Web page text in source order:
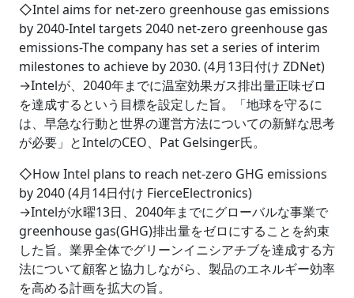
◇Intel aims for net-zero greenhouse gas emissions
by 2040-Intel targets 2040 net-zero greenhouse gas
emissions-The company has set a series of interim
milestones to achieve by 2030. (4月13日付け ZDNet)
→Intelが、2040年までに温室効果ガス排出量正味ゼロ
を達成するという目標を設定した旨。「地球を守るに
は、早急な行動と世界の運営方法についての新鮮な思考
が必要」とIntelのCEO、Pat Gelsinger氏。
◇How Intel plans to reach net-zero GHG emissions
by 2040 (4月14日付け FierceElectronics)
→Intelが水曜13日、2040年までにグローバルな事業で
greenhouse gas(GHG)排出量をゼロにすることを約束
した旨。業界全体でグリーンイニシアチブを達成する方
法について顧客と協力しながら、製品のエネルギー効率
を高める計画を拡大の旨。